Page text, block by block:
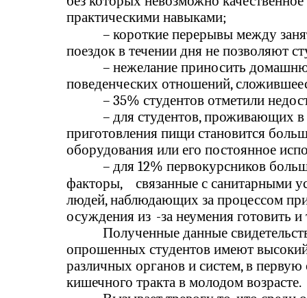
практическими навыками;
– короткие перерывы между
поездок в течении дня не позволяют
– нежелание приносить
поведенческих отношений,
– 35% студентов отметили
– для студентов, проживающих
приготовления пищи становится
оборудования или его постоянное
– для 12% первокурсников
факторы,
связанные с санитарными
людей, наблюдающих за процессом
осуждения из -за неумения готовить и
Полученные данные
опрошенных студентов имеют
различных органов и систем, в
кишечного тракта в молодом возрасте.